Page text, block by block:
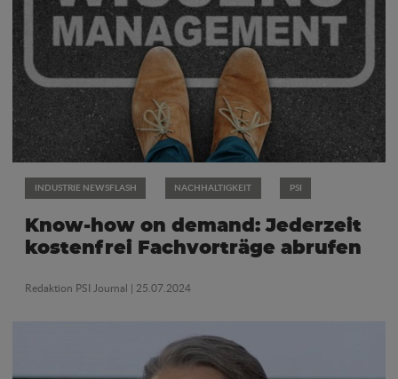
INDUSTRIE NEWSFLASH NACHHALTIGKEIT PSI
Know-how on demand: Jederzeit
kostenfrei Fachvorträge abrufen
Redaktion PSI Journal | 25.07.2024